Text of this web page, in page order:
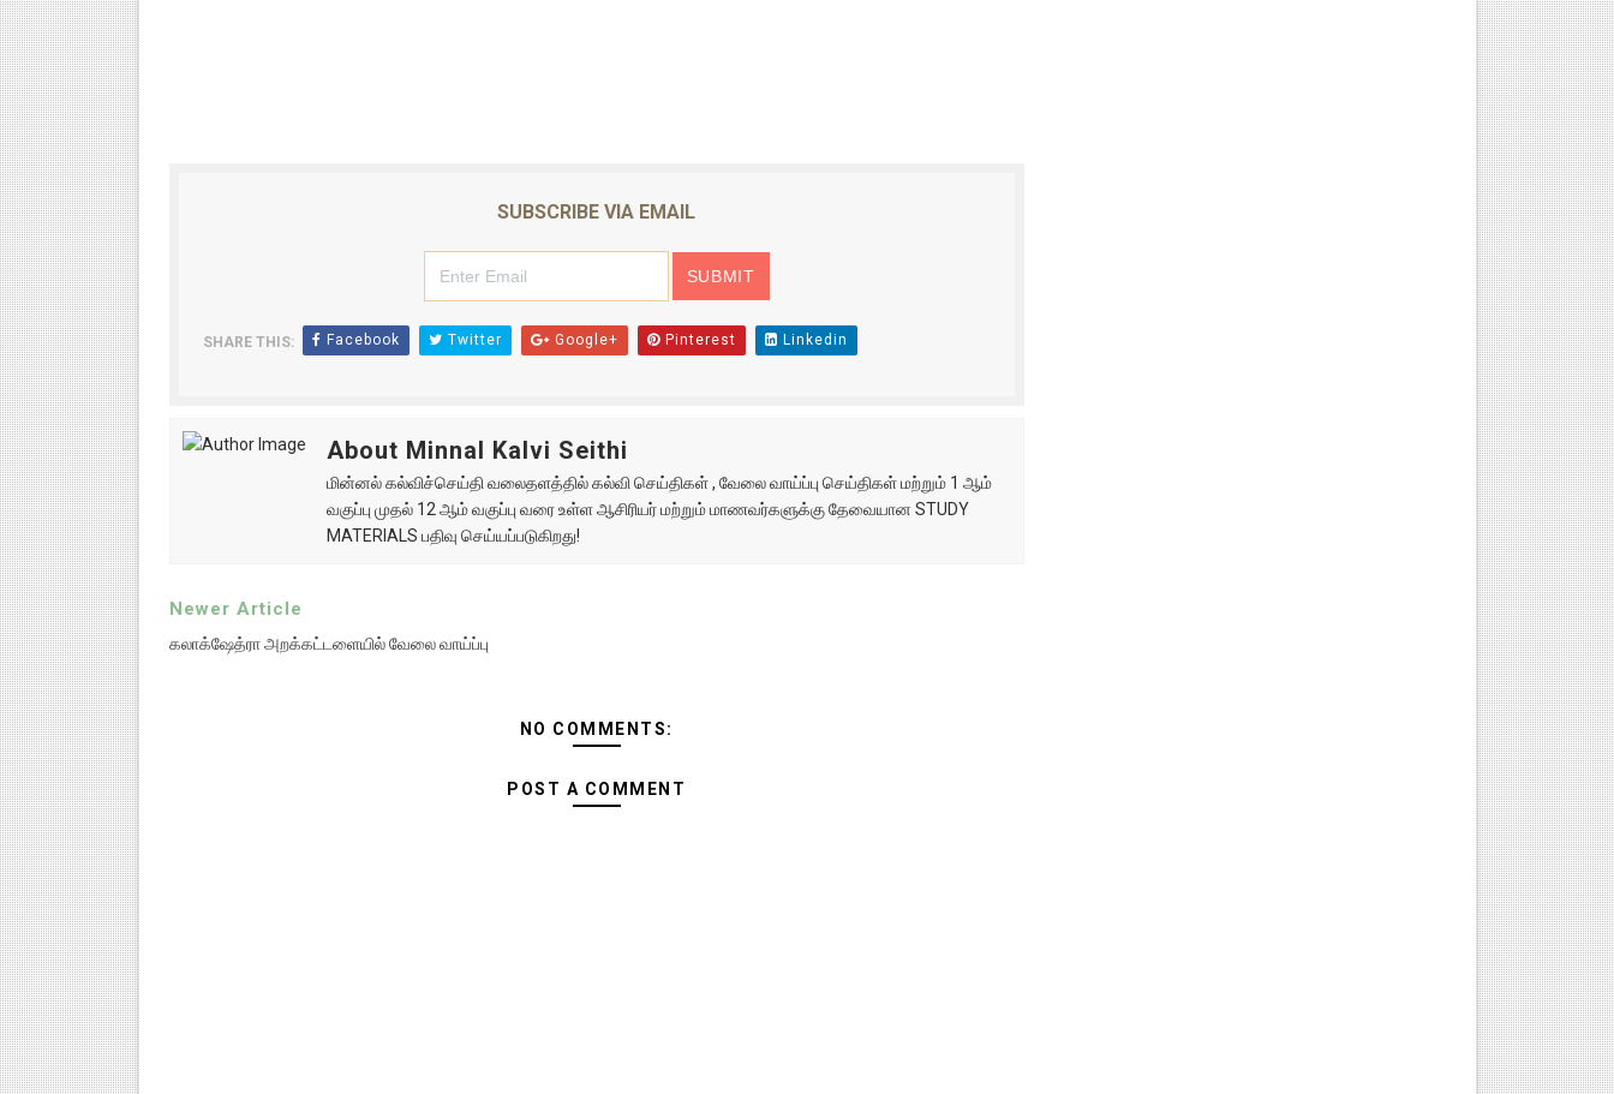
SUBSCRIBE VIA EMAIL
SHARE THIS: Facebook Twitter Google+ Pinterest Linkedin
About Minnal Kalvi Seithi
மின்னல் கல்விச்செய்தி வலைதளத்தில் கல்வி செய்திகள் , வேலை வாய்ப்பு செய்திகள் மற்றும் 1 ஆம்
வகுப்பு முதல் 12 ஆம் வகுப்பு வரை உள்ள ஆசிரியர் மற்றும் மாணவர்களுக்கு தேவையான STUDY
MATERIALS பதிவு செய்யப்படுகிறது!
Newer Article
கலாக்ஷேத்ரா அறக்கட்டளையில் வேலை வாய்ப்பு
NO COMMENTS:
POST A COMMENT